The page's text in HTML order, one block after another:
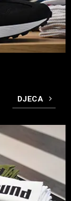
DJECA